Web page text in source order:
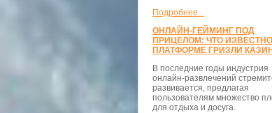
Подробнее...
ОНЛАЙН-ГЕЙМИНГ ПОД
ПРИЦЕЛОМ: ЧТО
ПЛАТФОРМЕ ГРИЗЛИ
В последние годы индустрия
онлайн-развлечений
развивается, предлагая
пользователям множество
для отдыха и досуга.